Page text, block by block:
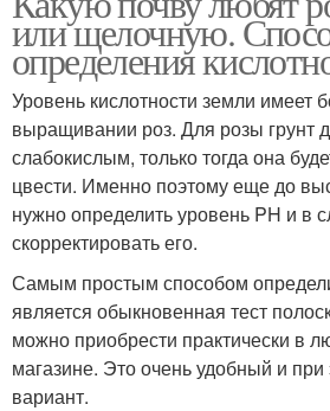
или щелочную.
определения
Уровень кислотности земли имеет
выращивании роз. Для розы грунт
слабокислым, только тогда она
цвести. Именно поэтому еще до
нужно определить уровень PH и в
скорректировать его.
Самым простым способом
является обыкновенная тест
можно приобрести практически в
магазине. Это очень удобный и
вариант.